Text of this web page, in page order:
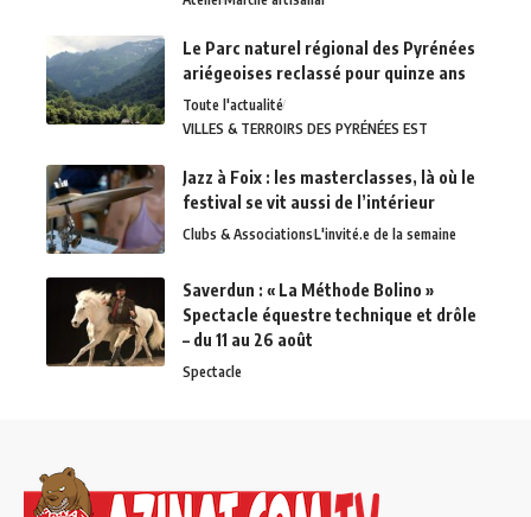
Le Parc naturel régional des Pyrénées
ariégeoises reclassé pour quinze ans
Toute l'actualité
VILLES & TERROIRS DES PYRÉNÉES EST
Jazz à Foix : les masterclasses, là où le
festival se vit aussi de l’intérieur
Clubs & AssociationsL'invité.e de la semaine
Saverdun : « La Méthode Bolino »
Spectacle équestre technique et drôle
– du 11 au 26 août
Spectacle